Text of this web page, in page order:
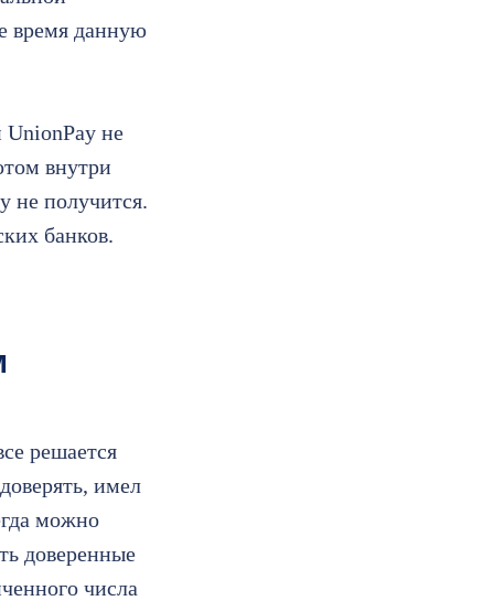
время данную
UnionPay не
внутри
не получится.
банков.
решается
имел
можно
доверенные
числа